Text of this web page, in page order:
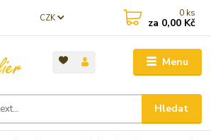
Menu
CZK
Hledat
0 ks
za 0,00 Kč